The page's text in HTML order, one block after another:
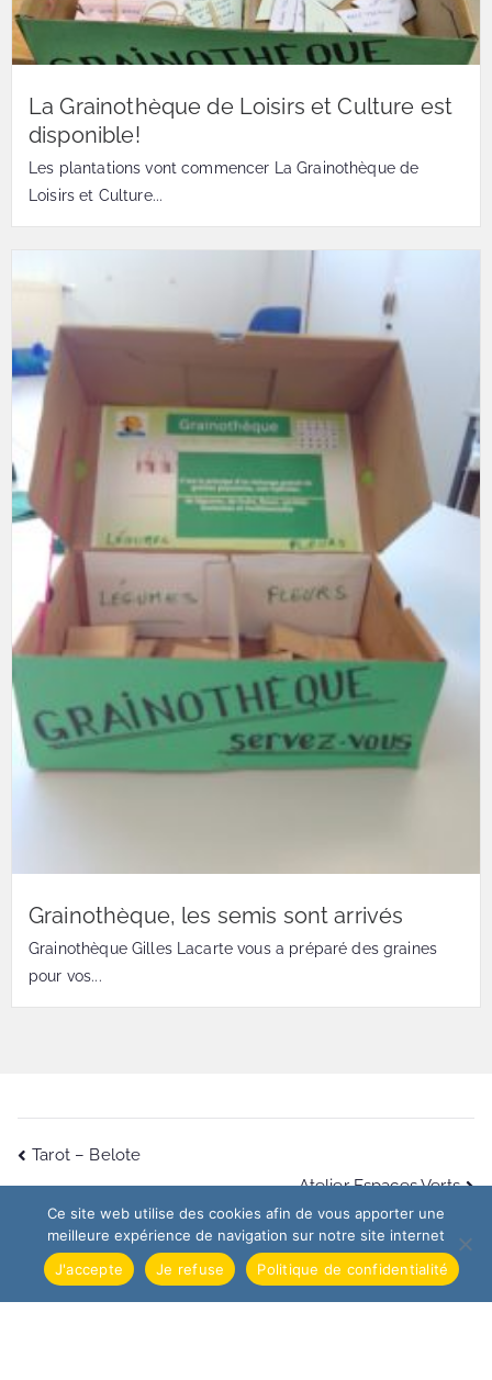
La Grainothèque de Loisirs et Culture est
disponible!
Les plantations vont commencer La Grainothèque de
Loisirs et Culture...
Grainothèque, les semis sont arrivés
Grainothèque Gilles Lacarte vous a préparé des graines
pour vos...
Tarot – Belote
Atelier Espaces Verts
Ce site web utilise des cookies afin de vous apporter une
meilleure expérience de navigation sur notre site internet
J'accepte
Je refuse Politique de confidentialité